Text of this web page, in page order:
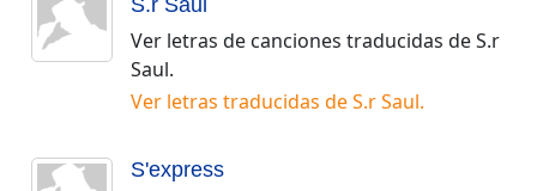
S.r Saul
Ver letras de canciones traducidas deS.r
Saul.
Ver letras traducidas deS.r Saul.
S'express